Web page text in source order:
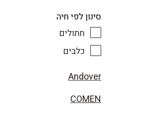
סינון לפי חיה
חתולים
כלבים
Andover
COMEN